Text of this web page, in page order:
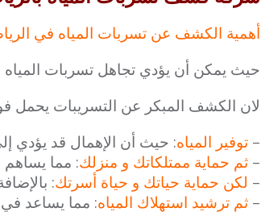
أهمية الكشف عن تسربات المياه في
حيث يمكن أن يؤدي تجاهل تسربات
لان الكشف المبكر عن التسريبات يحمل
– توفير المياه: حيث أن الإهمال قد يؤدي
– ثم حماية ممتلكاتك و منزلك: مما يساهم
– لكن حماية حياتك و حياة أسرتك:
– ثم ترشيد استهلاك المياه: مما يساعد